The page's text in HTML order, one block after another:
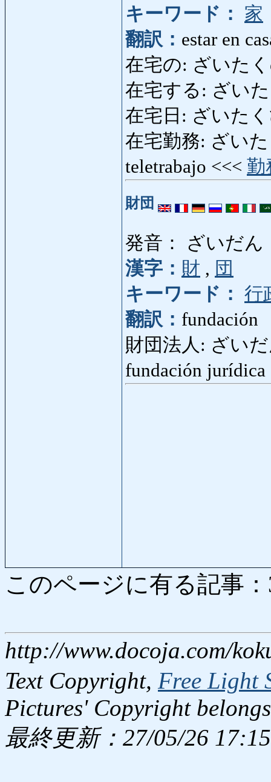
キーワード：
家
翻訳： estar en
在宅の: ざいたく
在宅する: ざいた
在宅日: ざいたく
在宅勤務: ざいた
teletrabajo <<< 勤
財団
発音： ざいだん
漢字： 財 , 団
キーワード： 行
翻訳： fundación
財団法人: ざい
fundación
このページに有る記事
http://www.docoja.com/
Text Copyright, Free Light
Pictures' Copyright
最終更新：27/05/26 17:15